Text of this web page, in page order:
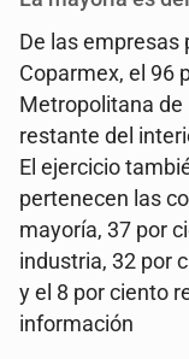
De las empresas
Coparmex, el 96
Metropolitana de
restante del
El ejercicio
pertenecen las
mayoría, 37 por
industria, 32 por
y el 8 por ciento
información